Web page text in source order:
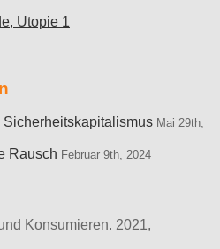
Utopie 1
Mai 29th,
Rausch Februar 9th, 2024
Konsumieren. 2021,